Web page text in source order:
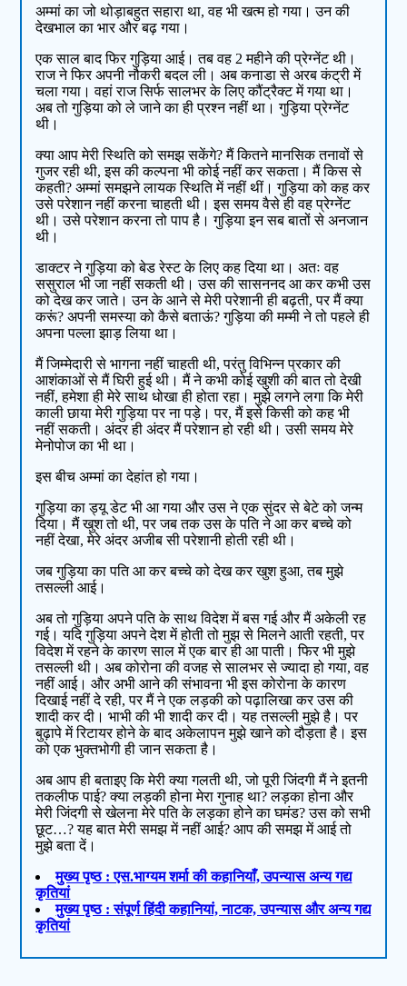
अम्मां का जो थोड़ाबहुत सहारा था, वह भी खत्म हो गया। उन की
देखभाल का भार और बढ़ गया।
एक साल बाद फिर गुड़िया आई। तब वह 2 महीने की प्रेग्नेंट थी।
राज ने फिर अपनी नौकरी बदल ली। अब कनाडा से अरब कंट्री में
चला गया। वहां राज सिर्फ सालभर के लिए कौंट्रैक्ट में गया था।
अब तो गुड़िया को ले जाने का ही प्रश्न नहीं था। गुड़िया प्रेग्नेंट
थी।
क्या आप मेरी स्थिति को समझ सकेंगे? मैं कितने मानसिक तनावों से
गुजर रही थी, इस की कल्पना भी कोई नहीं कर सकता। मैं किस से
कहती? अम्मां समझने लायक स्थिति में नहीं थीं। गुड़िया को कह कर
उसे परेशान नहीं करना चाहती थी। इस समय वैसे ही वह प्रेग्नेंट
थी। उसे परेशान करना तो पाप है। गुड़िया इन सब बातों से अनजान
थी।
डाक्टर ने गुड़िया को बेड रेस्ट के लिए कह दिया था। अतः वह
ससुराल भी जा नहीं सकती थी। उस की सासननद आ कर कभी उस
को देख कर जाते। उन के आने से मेरी परेशानी ही बढ़ती, पर मैं क्या
करूं? अपनी समस्या को कैसे बताऊं? गुड़िया की मम्मी ने तो पहले ही
अपना पल्ला झाड़ लिया था।
मैं जिम्मेदारी से भागना नहीं चाहती थी, परंतु विभिन्न प्रकार की
आशंकाओं से मैं घिरी हुई थी। मैं ने कभी कोई खुशी की बात तो देखी
नहीं, हमेशा ही मेरे साथ धोखा ही होता रहा। मुझे लगने लगा कि मेरी
काली छाया मेरी गुड़िया पर ना पड़े। पर, मैं इसे किसी को कह भी
नहीं सकती। अंदर ही अंदर मैं परेशान हो रही थी। उसी समय मेरे
मेनोपोज का भी था।
इस बीच अम्मां का देहांत हो गया।
गुड़िया का ड्यू डेट भी आ गया और उस ने एक सुंदर से बेटे को जन्म
दिया। मैं खुश तो थी, पर जब तक उस के पति ने आ कर बच्चे को
नहीं देखा, मेरे अंदर अजीब सी परेशानी होती रही थी।
जब गुड़िया का पति आ कर बच्चे को देख कर खुश हुआ, तब मुझे
तसल्ली आई।
अब तो गुड़िया अपने पति के साथ विदेश में बस गई और मैं अकेली रह
गई। यदि गुड़िया अपने देश में होती तो मुझ से मिलने आती रहती, पर
विदेश में रहने के कारण साल में एक बार ही आ पाती। फिर भी मुझे
तसल्ली थी। अब कोरोना की वजह से सालभर से ज्यादा हो गया, वह
नहीं आई। और अभी आने की संभावना भी इस कोरोना के कारण
दिखाई नहीं दे रही, पर मैं ने एक लड़की को पढ़ालिखा कर उस की
शादी कर दी। भाभी की भी शादी कर दी। यह तसल्ली मुझे है। पर
बुढ़ापे में रिटायर होने के बाद अकेलापन मुझे खाने को दौड़ता है। इस
को एक भुक्तभोगी ही जान सकता है।
अब आप ही बताइए कि मेरी क्या गलती थी, जो पूरी जिंदगी मैं ने इतनी
तकलीफ पाई? क्या लड़की होना मेरा गुनाह था? लड़का होना और
मेरी जिंदगी से खेलना मेरे पति के लड़का होने का घमंड? उस को सभी
छूट…? यह बात मेरी समझ में नहीं आई? आप की समझ में आई तो
मुझे बता दें।
मुख्य पृष्ठ : एस.भाग्यम शर्मा की कहानियाँ, उपन्यास अन्य गद्य
कृतियां
मुख्य पृष्ठ : संपूर्ण हिंदी कहानियां, नाटक, उपन्यास और अन्य गद्य
कृतियां